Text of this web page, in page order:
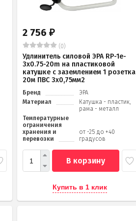
2 756 ₽
(0)
Удлинитель силовой ЭРА RP-1e-
3х0.75-20m на пластиковой
катушке c заземлением 1 розетка
20м ПВС 3х0,75мм2
Бренд
ЭРА
Материал
Катушка - пластик,
рама - металл
Температурные
ограничения
хранения и
перевозки
от -25 до +40
градусов
В корзину
Купить в 1 клик